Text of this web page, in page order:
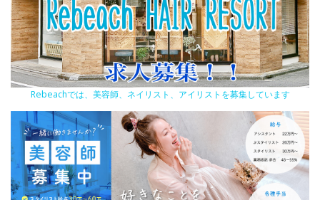
Rebeachでは、美容師、ネイリスト、アイリストを募集しています